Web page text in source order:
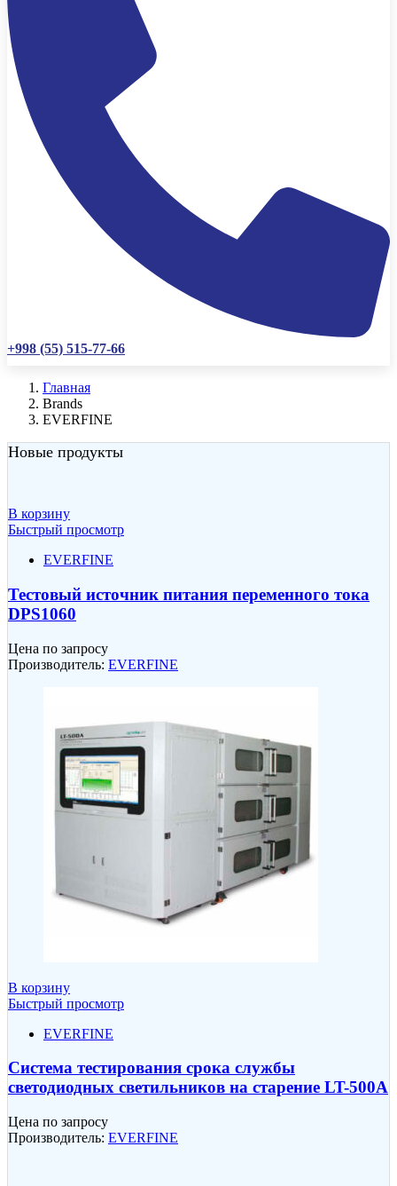
+998 (55) 515-77-66
Главная
Brands
EVERFINE
Новые продукты
В корзину
Быстрый просмотр
EVERFINE
Тестовый источник питания переменного тока
DPS1060
Цена по запросу
Производитель: EVERFINE
В корзину
Быстрый просмотр
EVERFINE
Система тестирования срока службы
светодиодных светильников на старение LT-500A
Цена по запросу
Производитель: EVERFINE